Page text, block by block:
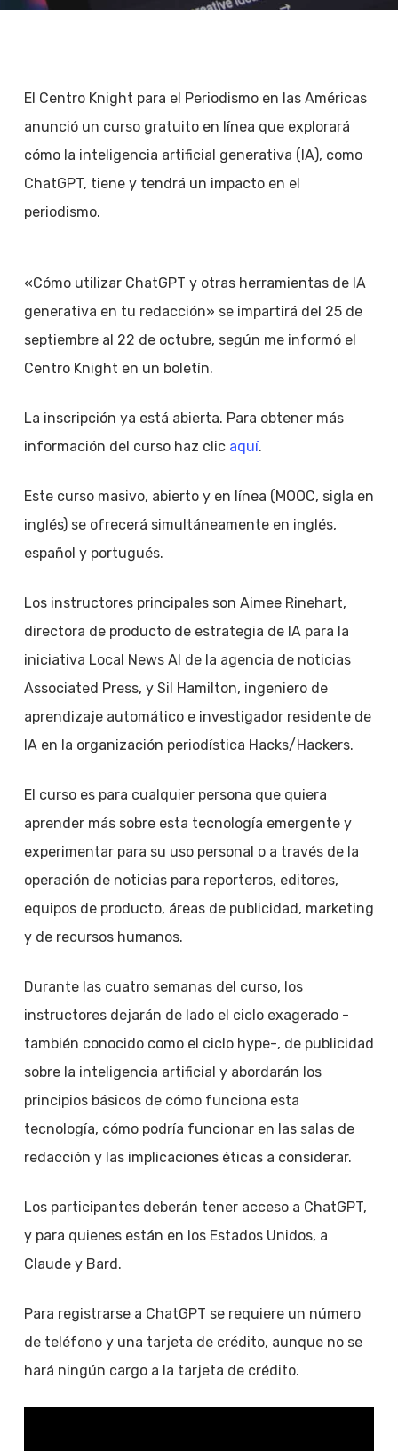
El Centro Knight para el Periodismo en las Américas
anunció un curso gratuito en línea que explorará
cómo la inteligencia artificial generativa (IA), como
ChatGPT, tiene y tendrá un impacto en el
periodismo.
«Cómo utilizar ChatGPT y otras herramientas de IA
generativa en tu redacción» se impartirá del 25 de
septiembre al 22 de octubre, según me informó el
Centro Knight en un boletín.
La inscripción ya está abierta. Para obtener más
información del curso haz clic aquí.
Este curso masivo, abierto y en línea (MOOC, sigla en
inglés) se ofrecerá simultáneamente en inglés,
español y portugués.
Los instructores principales son Aimee Rinehart,
directora de producto de estrategia de IA para la
iniciativa Local News AI de la agencia de noticias
Associated Press, y Sil Hamilton, ingeniero de
aprendizaje automático e investigador residente de
IA en la organización periodística Hacks/Hackers.
El curso es para cualquier persona que quiera
aprender más sobre esta tecnología emergente y
experimentar para su uso personal o a través de la
operación de noticias para reporteros, editores,
equipos de producto, áreas de publicidad, marketing
y de recursos humanos.
Durante las cuatro semanas del curso, los
instructores dejarán de lado el ciclo exagerado -
también conocido como el ciclo hype-, de publicidad
sobre la inteligencia artificial y abordarán los
principios básicos de cómo funciona esta
tecnología, cómo podría funcionar en las salas de
redacción y las implicaciones éticas a considerar.
Los participantes deberán tener acceso a ChatGPT,
y para quienes están en los Estados Unidos, a
Claude y Bard.
Para registrarse a ChatGPT se requiere un número
de teléfono y una tarjeta de crédito, aunque no se
hará ningún cargo a la tarjeta de crédito.